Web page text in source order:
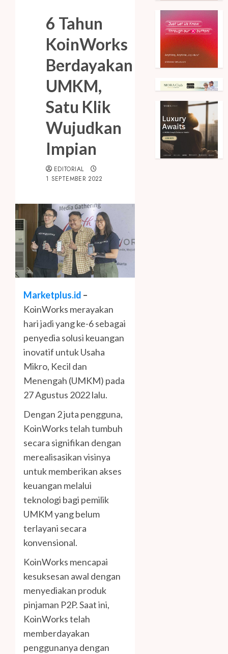
6 Tahun
KoinWorks
Berdayakan
UMKM,
Satu Klik
Wujudkan
Impian
EDITORIAL
1 SEPTEMBER 2022
Marketplus.id –
KoinWorks merayakan
hari jadi yang ke-6 sebagai
penyedia solusi keuangan
inovatif untuk Usaha
Mikro, Kecil dan
Menengah (UMKM) pada
27 Agustus 2022 lalu.
Dengan 2 juta pengguna,
KoinWorks telah tumbuh
secara signifikan dengan
merealisasikan visinya
untuk memberikan akses
keuangan melalui
teknologi bagi pemilik
UMKM yang belum
terlayani secara
konvensional.
KoinWorks mencapai
kesuksesan awal dengan
menyediakan produk
pinjaman P2P. Saat ini,
KoinWorks telah
memberdayakan
penggunanya dengan